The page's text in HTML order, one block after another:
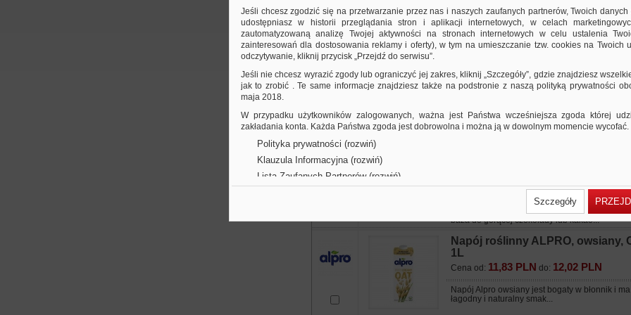
Napój owsiany to świetna alternatywa dla
Idealnie sprawdzi się jako dodatek do kawy
gorącej czekolady lub kakao...
barista, 750ml
Cena od: 9,67 PLNdo: 9,91 PLN
Napój migdałowy to świetna alternatywa dla
mleka. Idealnie sprawdzi się jako dodatek do
baza do gorącej czekolady lub kakao...
Napój kokosowy to świetna alternatywa dla
mleka. Idealnie sprawdzi się jako dodatek do
baza do gorącej czekolady lub kakao...
Napój roślinny ALPRO, owsiany,
1L
Cena od: 11,83 PLN do: 12,02 PLN
Napój Alpro owsiany jest bogaty w błonnik i
łagodny i naturalny smak...
Jeśli chcesz zgodzić się na przetwarzanie przez nas i naszych zaufanych partnerów, Twoich danych
udostępniasz w historii przeglądania stron i aplikacji internetowych, w celach
zautomatyzowaną analizę Twojej aktywności na stronach internetowych w celu ustalenia
zainteresowań dla dostosowania reklamy i oferty), w tym na umieszczanie tzw. cookies na Twoich
odczytywanie, kliknij przycisk „Przejdź do serwisu”.
Jeśli nie chcesz wyrazić zgody lub ograniczyć jej zakres, kliknij „Szczegóły”, gdzie znajdziesz
jak to zrobić . Te same informacje znajdziesz także na podstronie z naszą polityką prywatności
maja 2018.
W przypadku użytkowników zalogowanych, ważna jest Państwa wcześniejsza zgoda której
zakładania konta. Każda Państwa zgoda jest dobrowolna i można ją w dowolnym momencie wycofać.
Polityka prywatności (rozwiń)
Klauzula Informacyjna (rozwiń)
Lista Zaufanych Partnerów (rozwiń)
Szczegóły